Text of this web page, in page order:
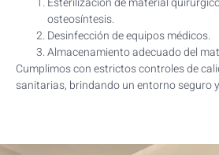
osteosíntesis.
Desinfección de equipos médicos.
Almacenamiento adecuado del
Cumplimos con estrictos controles de
sanitarias, brindando un entorno seguro